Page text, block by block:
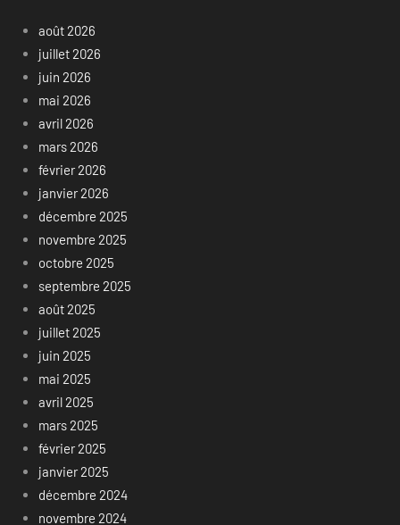
août 2026
juillet 2026
juin 2026
mai 2026
avril 2026
mars 2026
février 2026
janvier 2026
décembre 2025
novembre 2025
octobre 2025
septembre 2025
août 2025
juillet 2025
juin 2025
mai 2025
avril 2025
mars 2025
février 2025
janvier 2025
décembre 2024
novembre 2024